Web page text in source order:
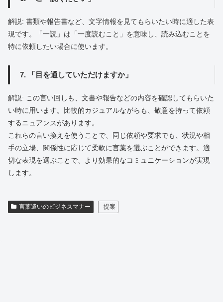
解説: 書類や報告書など、文字情報を見てもらいたい時に適した表
現です。「一読」は「一度読むこと」を意味し、読み込むことを
特に依頼したい場合に使います。
7. 「目を通していただけますか」
解説: この言い回しも、文書や報告などの内容を確認してもらいた
い時に用います。比較的カジュアルながらも、敬意を持って依頼
するニュアンスがあります。
これらの言い換えを使うことで、同じ依頼や要求でも、状況や相
手の立場、関係性に応じて柔軟に言葉を選ぶことができます。適
切な表現を選ぶことで、より効果的なコミュニケーションが実現
します。
言葉遣いのビジネスマナー 提案